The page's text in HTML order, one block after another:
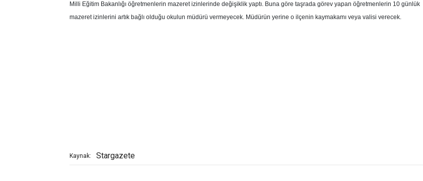
Milli Eğitim Bakanlığı öğretmenlerin mazeret izinlerinde değişiklik yaptı. Buna göre taşrada görev yapan öğretmenlerin 10 günlük
mazeret izinlerini artık bağlı olduğu okulun müdürü vermeyecek. Müdürün yerine o ilçenin kaymakamı veya valisi verecek.
Kaynak: Stargazete